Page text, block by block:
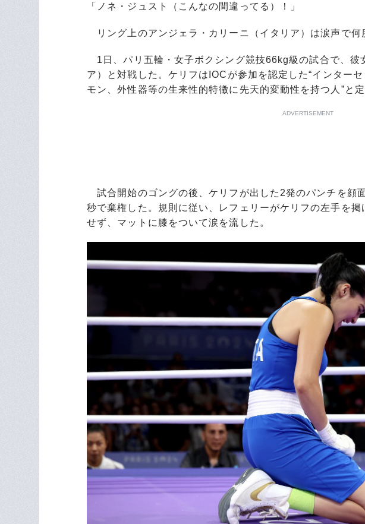
「ノネ・ジュスト（こんなの間違ってる）！」
リング上のアンジェラ・カリーニ（イタリア）は涙声で何
1日、パリ五輪・女子ボクシング競技66kg級の試合で、彼
ア）と対戦した。ケリフはIOCが参加を認定した“インター
モン、外性器等の生来性的特徴に先天的変動性を持つ人”と定
ADVERTISEMENT
試合開始のゴングの後、ケリフが出した2発のパンチを顔
秒で棄権した。規則に従い、レフェリーがケリフの左手を
せず、マットに膝をついて涙を流した。